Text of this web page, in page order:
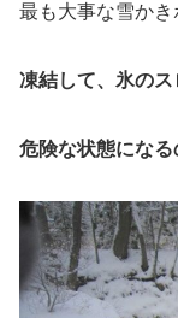
最も大事な雪かき
凍結して、氷の
危険な状態になる